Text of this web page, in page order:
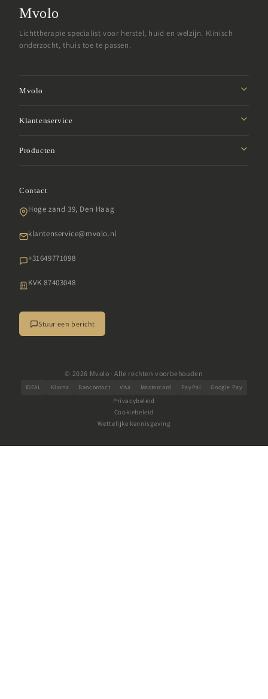
Mvolo
Lichttherapie specialist voor herstel, huid en welzijn. Klinisch
onderzocht, thuis toe te passen.
Mvolo
Studentenkorting
Garantie
SDG
Klantenservice
Klachten
Producten
LED gezichtsmaskers
Infraroodlampen
Daglichtlampen
Alle producten
Contact
Hoge zand 39, Den Haag
klantenservice@mvolo.nl
+31649771098
KVK 87403048
Stuur een bericht
© 2026 Mvolo · Alle rechten voorbehouden
iDEAL Klarna Bancontact Visa Mastercard PayPal Google Pay
Privacybeleid
Cookiebeleid
Wettelijke kennisgeving